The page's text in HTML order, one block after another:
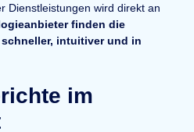
Dienstleistungen wird direkt an
finden die
intuitiver und in
im